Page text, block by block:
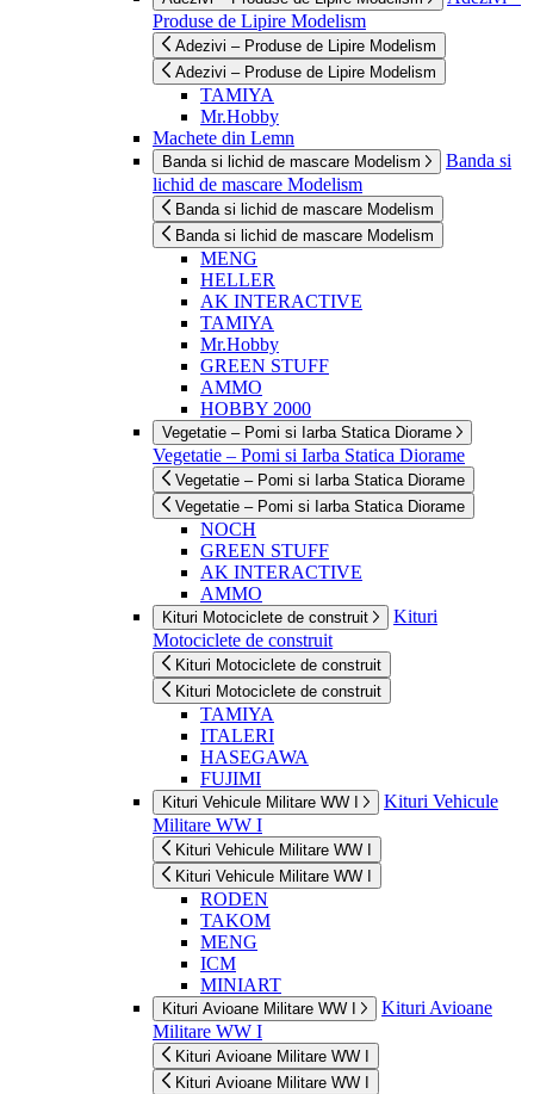
Produse de Lipire Modelism
Adezivi – Produse de Lipire Modelism
Adezivi – Produse de Lipire Modelism
TAMIYA
Mr.Hobby
Machete din Lemn
Banda si lichid de mascare Modelism
Banda si
lichid de mascare Modelism
Banda si lichid de mascare Modelism
Banda si lichid de mascare Modelism
MENG
HELLER
AK INTERACTIVE
TAMIYA
Mr.Hobby
GREEN STUFF
AMMO
HOBBY 2000
Vegetatie – Pomi si Iarba Statica Diorame
Vegetatie – Pomi si Iarba Statica Diorame
Vegetatie – Pomi si Iarba Statica Diorame
Vegetatie – Pomi si Iarba Statica Diorame
NOCH
GREEN STUFF
AK INTERACTIVE
AMMO
Kituri Motociclete de construit
Kituri
Motociclete de construit
Kituri Motociclete de construit
Kituri Motociclete de construit
TAMIYA
ITALERI
HASEGAWA
FUJIMI
Kituri Vehicule Militare WW I
Kituri Vehicule
Militare WW I
Kituri Vehicule Militare WW I
Kituri Vehicule Militare WW I
RODEN
TAKOM
MENG
ICM
MINIART
Kituri Avioane Militare WW I
Kituri Avioane
Militare WW I
Kituri Avioane Militare WW I
Kituri Avioane Militare WW I